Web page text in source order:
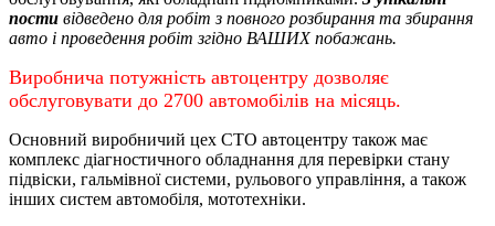
пости відведено для робіт з повного розбирання та збирання
авто і проведення робіт згідно ВАШИХ побажань.
Виробнича потужність автоцентру дозволяє
обслуговувати до 2700 автомобілів на місяць.
Основний виробничий цех СТО автоцентру також має
комплекс діагностичного обладнання для перевірки стану
підвіски, гальмівної системи, рульового управління, а також
інших систем автомобіля, мототехніки.